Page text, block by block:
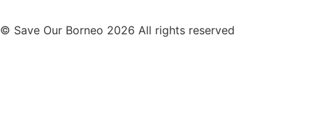
© Save Our Borneo 2026 All rights reserved